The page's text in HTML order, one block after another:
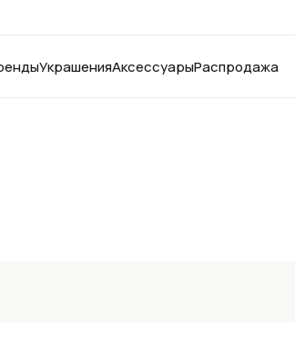
УкрашенияАксессуарыРаспродажа